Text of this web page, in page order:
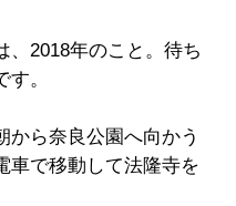
、2018年のこと。待ち
。
から奈良公園へ向かう
車で移動して法隆寺を